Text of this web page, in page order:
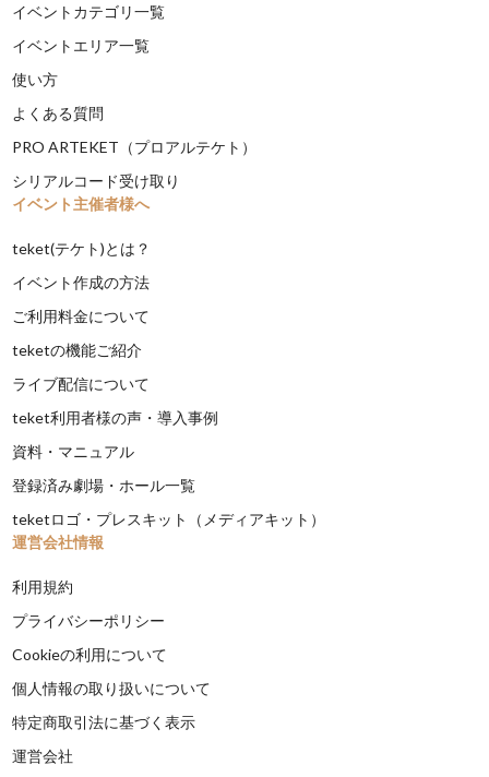
イベントカテゴリ一覧
イベントエリア一覧
使い方
よくある質問
PRO ARTEKET（プロアルテケト）
シリアルコード受け取り
イベント主催者様へ
teket(テケト)とは？
イベント作成の方法
ご利用料金について
teketの機能ご紹介
ライブ配信について
teket利用者様の声・導入事例
資料・マニュアル
登録済み劇場・ホール一覧
teketロゴ・プレスキット（メディアキット）
運営会社情報
利用規約
プライバシーポリシー
Cookieの利用について
個人情報の取り扱いについて
特定商取引法に基づく表示
運営会社